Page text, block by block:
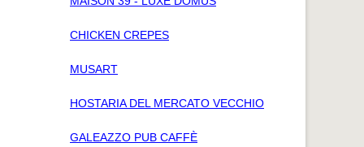
CHICKEN CREPES
MUSART
HOSTARIA DEL MERCATO VECCHIO
GALEAZZO PUB CAFFÈ